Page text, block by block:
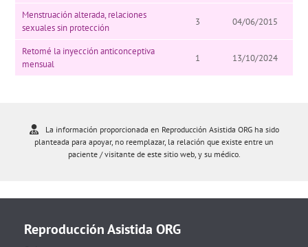
Menstruación alterada, relaciones
sexuales sin protección
3 04/06/2015
Retomé la inyección anticonceptiva
mensual
1 13/10/2024
La información proporcionada en Reproducción Asistida ORG ha sido
planteada para apoyar, no reemplazar, la relación que existe entre un
paciente / visitante de este sitio web, y su médico.
Reproducción Asistida ORG